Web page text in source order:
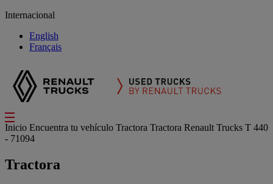
Internacional
English
Français
Inicio Encuentra tu vehículo Tractora Tractora Renault Trucks T 440
- 71094
Tractora